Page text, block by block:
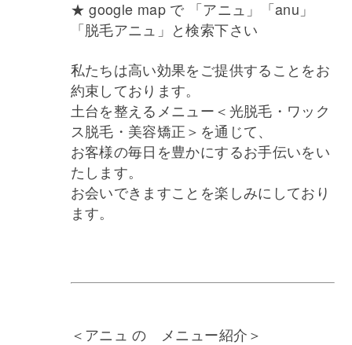
★ google map で 「アニュ」「anu」
「脱毛アニュ」と検索下さい
私たちは高い効果をご提供することをお
約束しております。
土台を整えるメニュー＜光脱毛・ワック
ス脱毛・美容矯正＞を通じて、
お客様の毎日を豊かにするお手伝いをい
たします。
お会いできますことを楽しみにしており
ます。
＜アニュ の メニュー紹介＞